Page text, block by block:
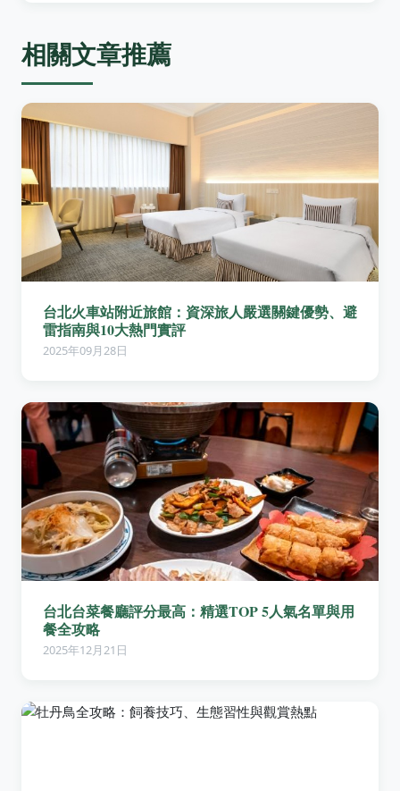
相關文章推薦
台北火車站附近旅館：資深旅人嚴選關鍵優勢、避
雷指南與10大熱門實評
2025年09月28日
台北台菜餐廳評分最高：精選TOP 5人氣名單與用
餐全攻略
2025年12月21日